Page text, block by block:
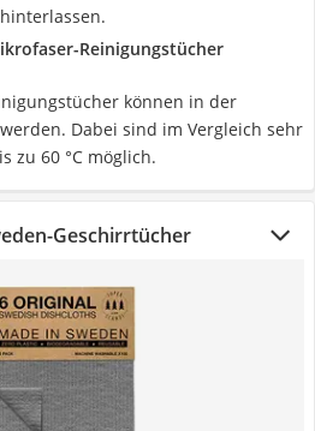
Reinigungstücher
können in der
Dabei sind im Vergleich sehr
zu 60 °C möglich.
Geschirrtücher